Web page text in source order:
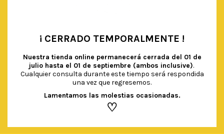
¡ CERRADO TEMPORALMENTE !
Nuestra tienda online permanecerá cerrada del 01 de
julio hasta el 01 de septiembre (ambos inclusive).
Cualquier consulta durante este tiempo será respondida
una vez que regresemos.
Lamentamos las molestias ocasionadas.
♡